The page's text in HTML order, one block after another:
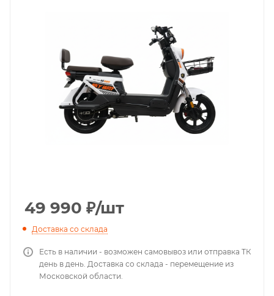
49 990 ₽/шт
Доставка со склада
Есть в наличии - возможен самовывоз или отправка ТК
день в день. Доставка со склада - перемещение из
Московской области.